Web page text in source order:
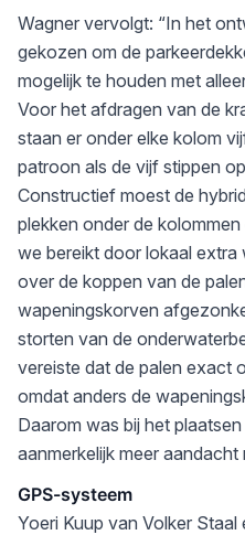
Wagner vervolgt: “In het
gekozen om de
mogelijk te houden met
Voor het afdragen van de
staan er onder elke kolom
patroon als de vijf stippen
Constructief moest de
plekken onder de
we bereikt door lokaal extra
over de koppen van de
wapeningskorven
storten van de
vereiste dat de palen exact
omdat anders de
Daarom was bij het
aanmerkelijk meer aandacht
GPS-systeem
Yoeri Kuup van Volker